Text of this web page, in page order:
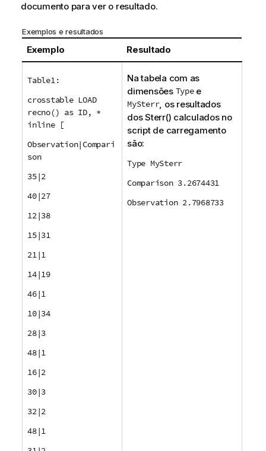
documento para ver o resultado.
Exemplos e resultados
Exemplo Resultado
Table1:
crosstable LOAD
recno() as ID, *
inline [
Observation|Compari
son
35|2
40|27
12|38
15|31
21|1
14|19
46|1
10|34
28|3
48|1
16|2
30|3
32|2
48|1
Na tabela com as
dimensões Typee
MySterr, os resultados
dosSterr() calculados no
script de carregamento
são:
Type MySterr
Comparison 3.2674431
Observation 2.7968733